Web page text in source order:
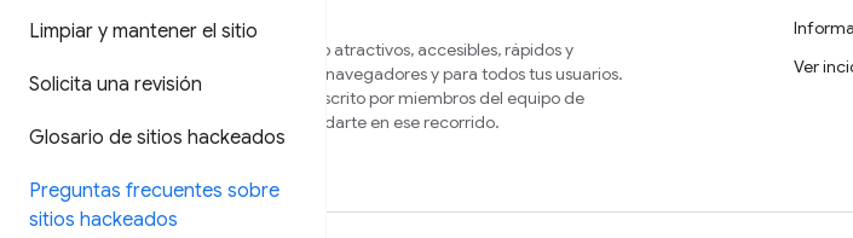
Limpiar y mantener el sitio
Solicita una revisión
Glosario de sitios hackeados
Preguntas frecuentes sobre
sitios hackeados
Queremos ayudarte a crear sitios web atractivos, accesibles, rápidos y
seguros que funcionen en diferentes navegadores y para todos tus usuarios.
En este sitio, encontrarás contenido escrito por miembros del equipo de
Chrome y expertos externos para ayudarte en ese recorrido.
Ver